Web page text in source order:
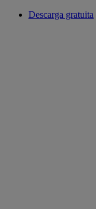
Descarga gratuita